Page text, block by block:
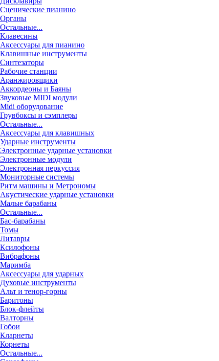
Сценические пианино
Органы
Остальные...
Клавесины
Аксессуары для пианино
Клавишные инструменты
Синтезаторы
Рабочие станции
Аранжировщики
Аккордеоны и Баяны
Звуковые MIDI модули
Midi оборудование
Грувбоксы и сэмплеры
Остальные...
Аксессуары для клавишных
Ударные инструменты
Электронные ударные установки
Электронные модули
Электронная перкуссия
Мониторные системы
Ритм машины и Метрономы
Акустические ударные установки
Малые барабаны
Остальные...
Бас-барабаны
Томы
Литавры
Ксилофоны
Вибрафоны
Маримба
Аксессуары для ударных
Духовые инструменты
Альт и тенор-горны
Баритоны
Блок-флейты
Валторны
Гобои
Кларнеты
Корнеты
Остальные...